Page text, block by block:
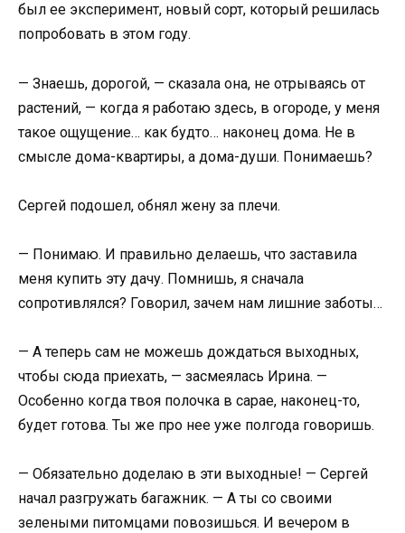
был ее эксперимент, новый сорт, который решилась
попробовать в этом году.
— Знаешь, дорогой, — сказала она, не отрываясь от
растений, — когда я работаю здесь, в огороде, у меня
такое ощущение… как будто… наконец дома. Не в
смысле дома-квартиры, а дома-души. Понимаешь?
Сергей подошел, обнял жену за плечи.
— Понимаю. И правильно делаешь, что заставила
меня купить эту дачу. Помнишь, я сначала
сопротивлялся? Говорил, зачем нам лишние заботы…
— А теперь сам не можешь дождаться выходных,
чтобы сюда приехать, — засмеялась Ирина. —
Особенно когда твоя полочка в сарае, наконец-то,
будет готова. Ты же про нее уже полгода говоришь.
— Обязательно доделаю в эти выходные! — Сергей
начал разгружать багажник. — А ты со своими
зелеными питомцами повозишься. И вечером в